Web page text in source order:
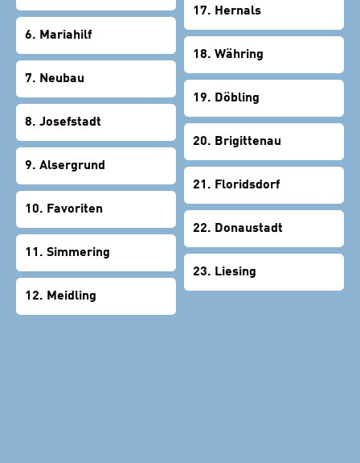
6. Mariahilf
7. Neubau
8. Josefstadt
9. Alsergrund
10. Favoriten
11. Simmering
12. Meidling
17. Hernals
18. Währing
19. Döbling
20. Brigittenau
21. Floridsdorf
22. Donaustadt
23. Liesing